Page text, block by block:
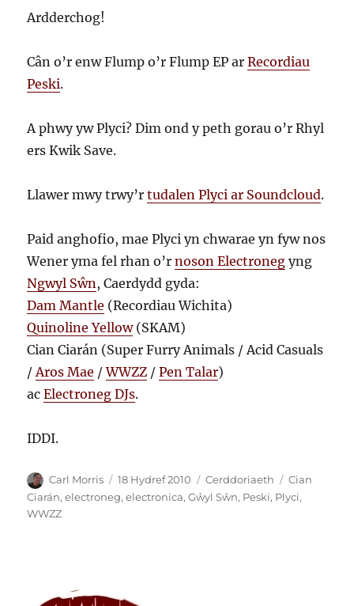
Ardderchog!
Cân o’r enw Flump o’r Flump EP arRecordiau
Peski.
A phwy yw Plyci? Dim ond y peth gorau o’r Rhyl
ers Kwik Save.
Llawer mwy trwy’rtudalen Plyci ar Soundcloud.
Paid anghofio, mae Plyci yn chwarae yn fyw nos
Wener yma fel rhan o’rnoson Electroneg yng
Ngwyl Sŵn, Caerdydd gyda:
Dam Mantle (Recordiau Wichita)
Quinoline Yellow(SKAM)
Cian Ciarán (Super Furry Animals / Acid Casuals
/Aros Mae /WWZZ /Pen Talar)
acElectroneg DJs.
IDDI.
Awdur
Carl Morris
Cofnodwyd
ar
18 Hydref 2010 Categorïau
Cerddoriaeth Tagiau
Cian
Ciarán,electroneg,electronica,Gŵyl Sŵn, Peski, Plyci,
WWZZ